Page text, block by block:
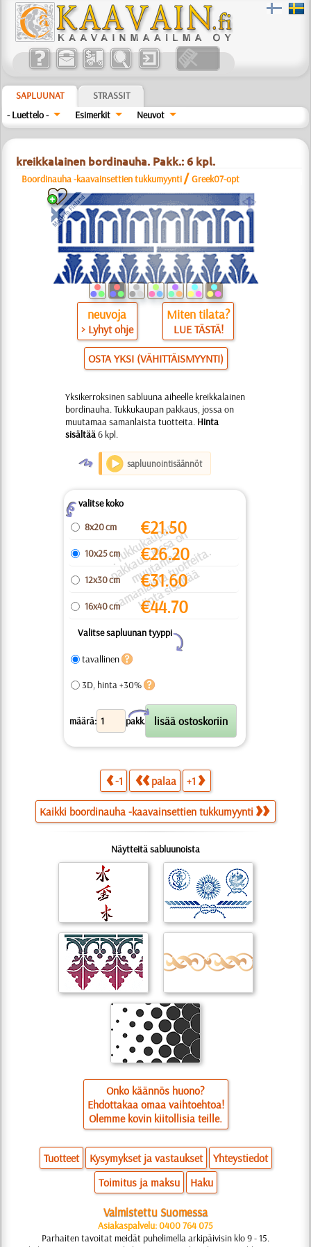
SAPLUUNAT
STRASSIT
- Luettelo -
Esimerkit Neuvot
kreikkalainen bordinauha. Pakk.: 6 kpl.
Boordinauha -kaavainsettien tukkumyynti /Greek07-opt
a
neuvoja
> Lyhyt ohje
Miten tilata?
LUE TÄSTÄ!
OSTA YKSI (VÄHITTÄISMYYNTI)
Yksikerroksinen sabluuna aiheelle kreikkalainen
bordinauha. Tukkukaupan pakkaus, jossa on
muutamaa samanlaista tuotteita. Hinta
sisältää6 kpl.
O sapluunointisäännöt
Zvalitse koko
.
T
u
k
k
u
k
a
u
p
a
n
p
a
k
k
a
u
s, j
o
s
s
a
o
n
m
u
u
t
a
m
a
a
s
a
m
a
nl
ai
s
t
a
t
u
o
t
t
ei
t
a.
Hi
n
t
a
si
s
äl
t
ä
ä
8x20 cm €21.50
10x25 cm €26.20
12x30 cm €31.60
16x40 cm €44.70
Valitse sapluunan tyyppi
Y
tavallinen
3D, hinta +30%
määrä: pakk.
X
-1 palaa +1
Kaikki boordinauha -kaavainsettien tukkumyynti
Näytteitä sabluunoista
Onko käännös huono?
Ehdottakaa omaa vaihtoehtoa!
Olemme kovin kiitollisia teille.
Tuotteet Kysymykset ja vastaukset
Yhteystiedot
Toimitus ja maksu
Haku
Valmistettu Suomessa
Asiakaspalvelu: 0400 764 075
Parhaiten tavoitat meidät puhelimella arkipäivisin klo 9 - 15.